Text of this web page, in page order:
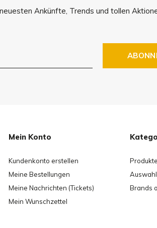
Ankünfte, Trends und tollen
Mein Konto
Kundenkonto erstellen
Meine Bestellungen
Meine Nachrichten (Tickets)
Mein Wunschzettel
Produkte
Brands